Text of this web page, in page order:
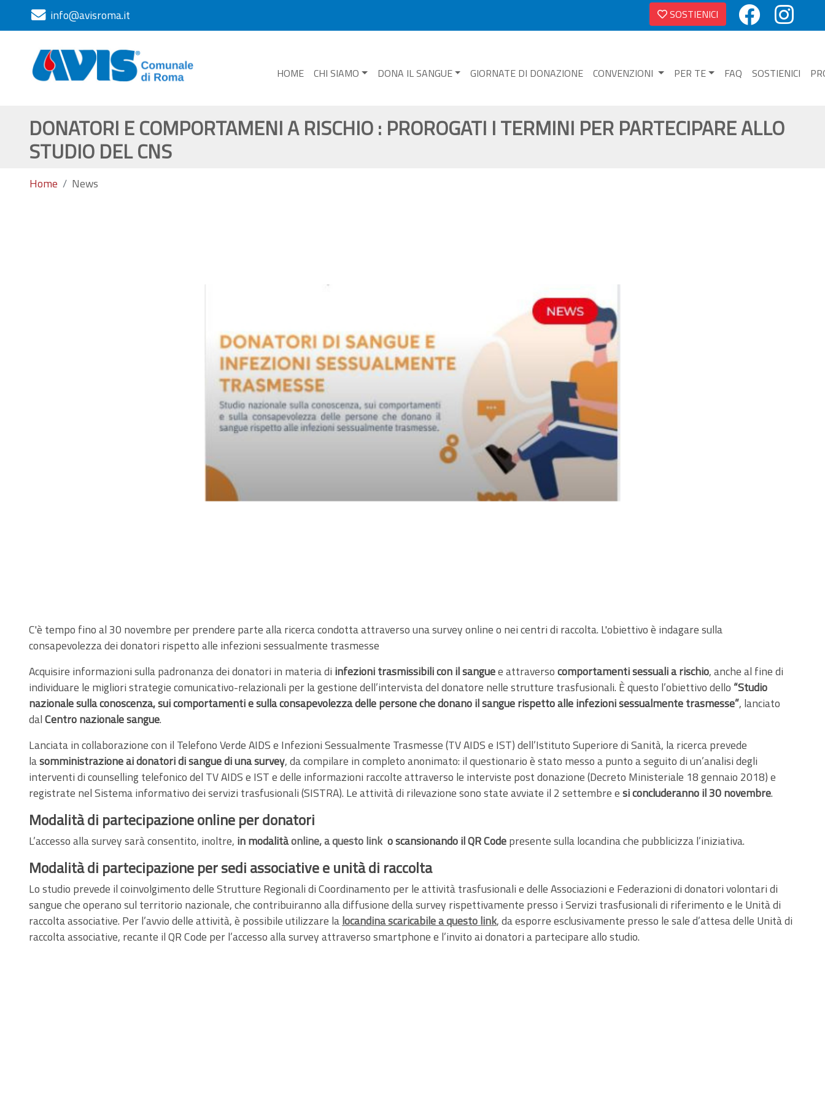
info@avisroma.it SOSTIENICI
HOME CHI SIAMO DONA IL SANGUE GIORNATE DI DONAZIONE CONVENZIONI PER TE FAQ SOSTIENICI
DONATORI E COMPORTAMENI A RISCHIO : PROROGATI I TERMINI PER PARTECIPARE ALLO
STUDIO DEL CNS
Home News
C'è tempo fino al 30 novembre per prendere parte alla ricerca condotta attraverso una survey online o nei centri di raccolta. L'obiettivo è indagare sulla
consapevolezza dei donatori rispetto alle infezioni sessualmente trasmesse
Acquisire informazioni sulla padronanza dei donatori in materia di infezioni trasmissibili con il sanguee attraversocomportamenti sessuali a rischio, anche al fine di
individuare le migliori strategie comunicativo-relazionali per la gestione dell’intervista del donatore nelle strutture trasfusionali. È questo l’obiettivo dello “Studio
nazionale sulla conoscenza, sui comportamenti e sulla consapevolezza delle persone che donano il sangue rispetto alle infezioni sessualmente trasmesse”, lanciato
dalCentro nazionale sangue.
Lanciata in collaborazione con il Telefono Verde AIDS e Infezioni Sessualmente Trasmesse (TV AIDS e IST) dell’Istituto Superiore di Sanità, la ricerca prevede
lasomministrazione ai donatori di sangue di una survey, da compilare in completo anonimato: il questionario è stato messo a punto a seguito di un’analisi degli
interventi di counselling telefonico del TV AIDS e IST e delle informazioni raccolte attraverso le interviste post donazione (Decreto Ministeriale 18 gennaio 2018) e
registrate nel Sistema informativo dei servizi trasfusionali (SISTRA). Le attività di rilevazione sono state avviate il 2 settembre esi concluderanno il 30 novembre.
Modalità di partecipazione online per donatori
L’accesso alla survey sarà consentito, inoltre, in modalitàonline, a questo link o scansionando il QR Codepresente sulla locandina che pubblicizza l’iniziativa.
Modalità di partecipazione per sedi associative e unità di raccolta
Lo studio prevede il coinvolgimento delle Strutture Regionali di Coordinamento per le attività trasfusionali e delle Associazioni e Federazioni di donatori volontari di
sangue che operano sul territorio nazionale, che contribuiranno alla diffusione della survey rispettivamente presso i Servizi trasfusionali di riferimento e le Unità di
raccolta associative. Per l’avvio delle attività, è possibile utilizzare lalocandina scaricabile a questo link, da esporre esclusivamente presso le sale d’attesa delle Unità di
raccolta associative, recante il QR Code per l’accesso alla survey attraverso smartphone e l’invito ai donatori a partecipare allo studio.